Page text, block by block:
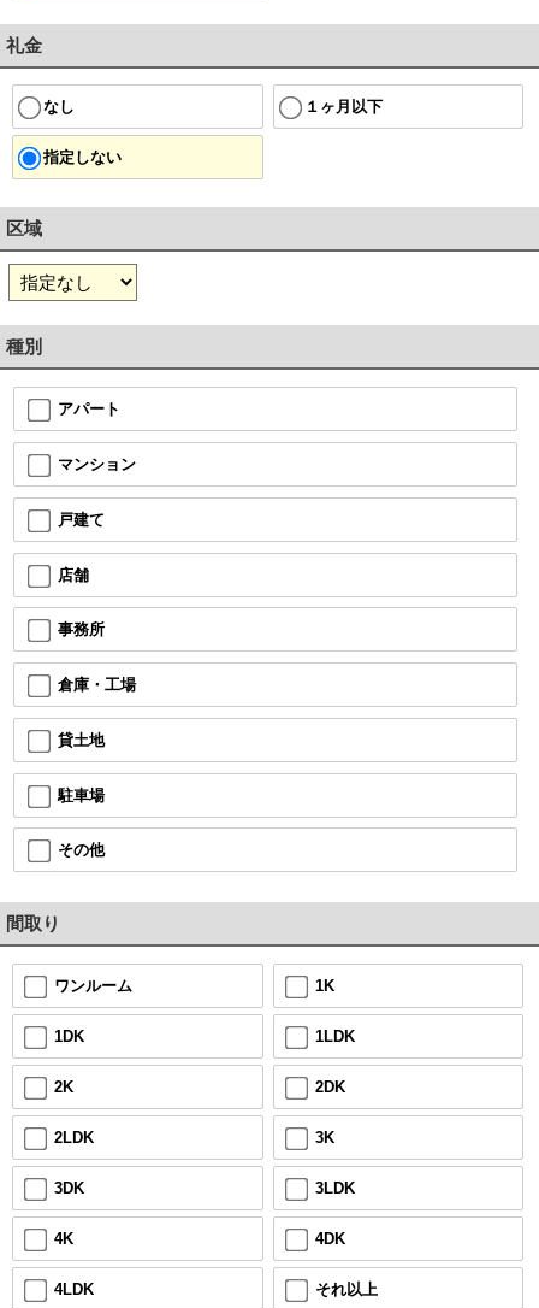
礼金
なし １ヶ月以下
指定しない
区域
種別
アパート
マンション
戸建て
店舗
事務所
倉庫・工場
貸土地
駐車場
その他
間取り
ワンルーム 1K
1DK 1LDK
2K 2DK
2LDK 3K
3DK 3LDK
4K 4DK
4LDK それ以上